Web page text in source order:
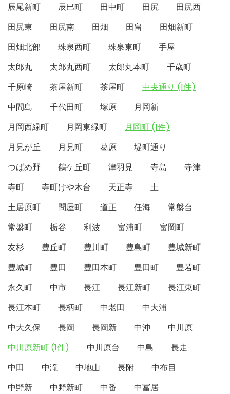
辰尾新町
辰巳町 田中町 田尻
田尻西
田尻東
田尻南 田畑 田畠
田畑新町
田畑北部
珠泉西町 珠泉東町
手屋
太郎丸
太郎丸西町 太郎丸本町
千歳町
千原崎
茶屋新町 茶屋町
中央通り (1件)
中間島
千代田町 塚原
月岡新
月岡西緑町
月岡東緑町
月岡町 (1件)
月見が丘
月見町 葛原
堤町通り
つばめ野
鶴ケ丘町 津羽見 寺島
寺津
寺町
寺町けや木台 天正寺
土
土居原町
問屋町 道正 任海
常盤台
常盤町
栃谷 利波 富浦町
富岡町
友杉
豊丘町 豊川町 豊島町
豊城新町
豊城町
豊田 豊田本町 豊田町
豊若町
永久町
中市 長江 長江新町
長江東町
長江本町
長柄町 中老田
中大浦
中大久保
長岡 長岡新 中沖
中川原
中川原新町 (1件)
中川原台 中島
長走
中田
中滝 中地山 長附
中布目
中野新
中野新町 中番
中冨居